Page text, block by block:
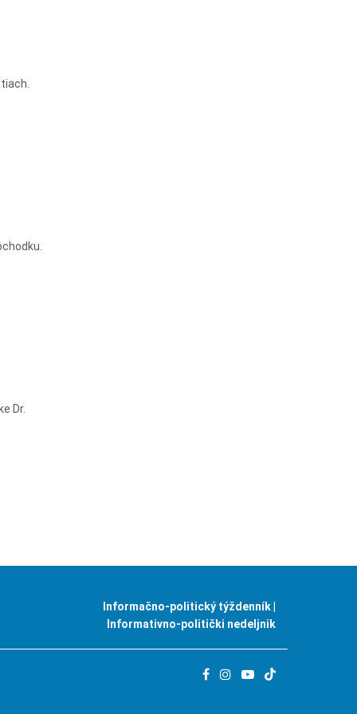
Dr.
Informačno-politický týždenník |
Informativno-politički nedeljnik